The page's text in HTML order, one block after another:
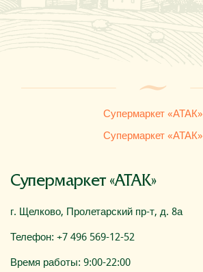
Супермаркет «АТАК»
Супермаркет «АТАК»
Супермаркет «АТАК»
г. Щелково, Пролетарский пр-т, д. 8а
Телефон: +7 496 569-12-52
Время работы: 9:00-22:00
О компании